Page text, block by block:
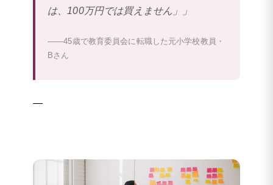
は、100万円では買えません」」
——45歳で教育委員会に転職した元小学校教員・
Bさん
—